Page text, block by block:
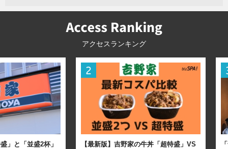
アクセスランキング
」と「並盛2杯」
【最新版】吉野家の牛丼「超特盛」VS